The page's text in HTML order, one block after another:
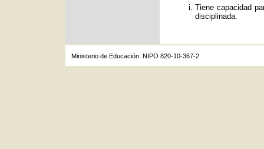
Tiene capacidad
disciplinada.
Ministerio de Educación. NIPO 820-10-367-2